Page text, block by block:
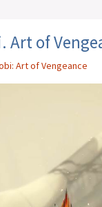
Art of
Art of Vengeance